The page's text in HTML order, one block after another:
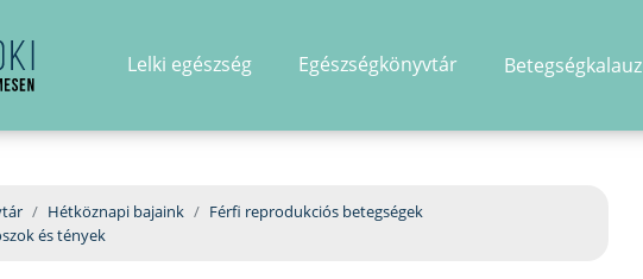
Lelki egészség Egészségkönyvtár Betegségkalauz
Hétköznapi bajaink
Férfi reprodukciós betegségek
és tények